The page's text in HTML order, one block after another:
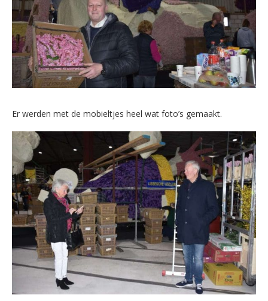
Er werden met de mobieltjes heel wat foto’s gemaakt.